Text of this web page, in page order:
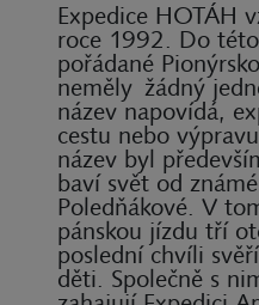
Expedice HOTÁH
roce 1992. Do
pořádané
neměly žádný
název napovídá,
cestu nebo
název byl
baví svět od
Poledňákové. V
pánskou jízdu tří
poslední chvíli
děti. Společně s